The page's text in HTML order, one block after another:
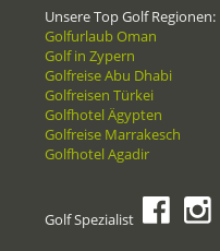
Unsere Top Golf Regionen:
Golfurlaub Oman
Golf in Zypern
Golfreise Abu Dhabi
Golfreisen Türkei
Golfhotel Ägypten
Golfreise Marrakesch
Golfhotel Agadir
Golf Spezialist